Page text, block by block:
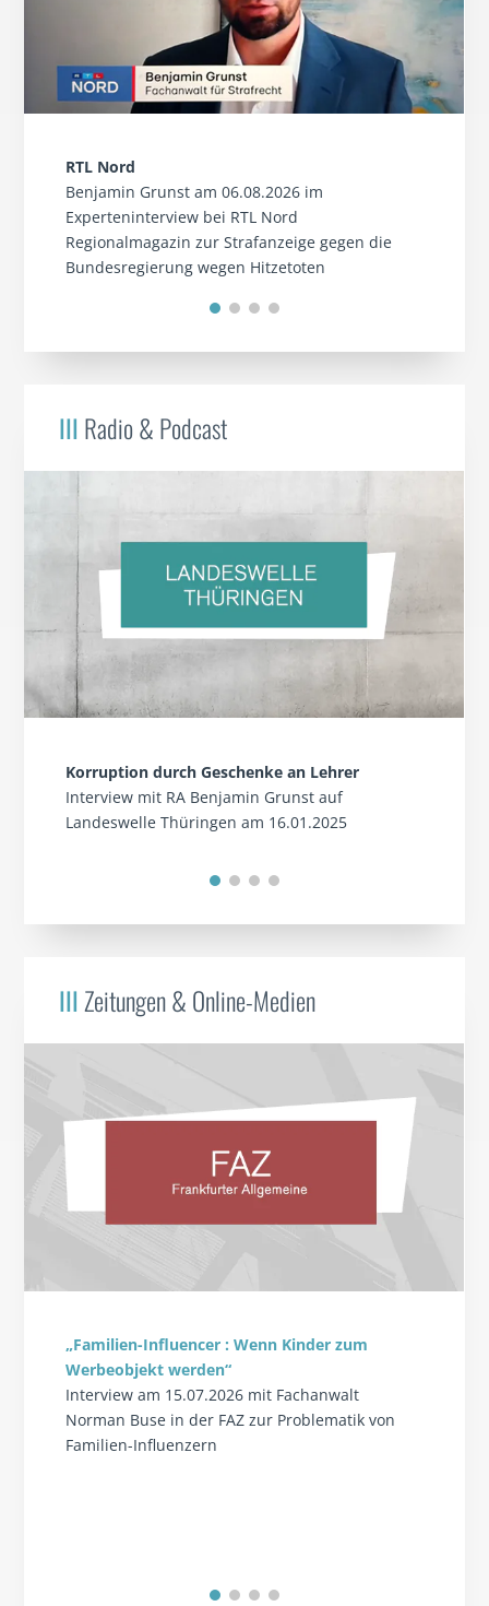
RTL Nord
Benjamin Grunst am 06.08.2026 im
Experteninterview bei RTL Nord
Regionalmagazin zur Strafanzeige gegen die
Bundesregierung wegen Hitzetoten
III Radio & Podcast
Korruption durch Geschenke an Lehrer
Interview mit RA Benjamin Grunst auf
Landeswelle Thüringen am 16.01.2025
IIIZeitungen & Online-Medien
„Familien-Influencer : Wenn Kinder zum
Werbeobjekt werden“
Interview am 15.07.2026 mit Fachanwalt
Norman Buse in der FAZ zur Problematik von
Familien-Influenzern